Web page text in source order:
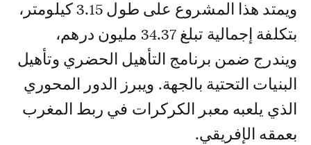
ويمتد هذا المشروع على طول 3.15 كيلومتر،
بتكلفة إجمالية تبلغ 34.37 مليون درهم،
ويندرج ضمن برنامج التأهيل الحضري وتأهيل
البنيات التحتية بالجهة. ويبرز الدور المحوري
الذي يلعبه معبر الكركرات في ربط المغرب
بعمقه الإفريقي.